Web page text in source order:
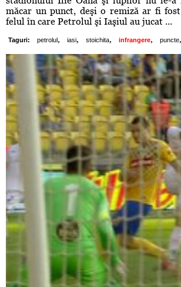
măcar un punct, deşi o remiză ar fi
felul în care Petrolul şi Iaşiul au jucat ...
Taguri: petrolul , iasi, stoichita, infrangere, puncte,